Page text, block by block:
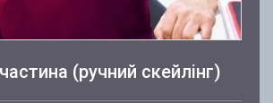
(ручний скейлінг)